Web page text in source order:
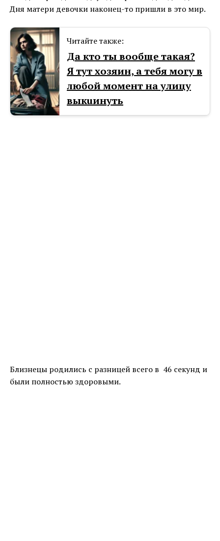
Дня матери девочки наконец-то пришли в это мир.
Читайте также:
Да кто ты вообще такая?
Я тут хозяин, а тебя могу в
любой момент на улицу
выкuинуть
Близнецы родились с разницей всего в 46 секунд и
были полностью здоровыми.